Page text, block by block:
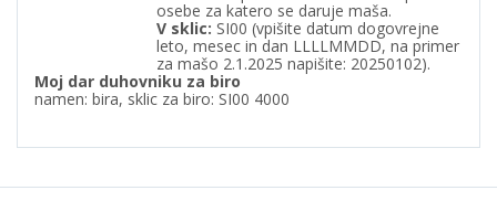
osebe za katero se daruje maša.
V sklic: SI00 (vpišite datum dogovrejne
leto, mesec in dan LLLLMMDD, na primer
za mašo 2.1.2025 napišite: 20250102).
Moj dar duhovniku za biro
namen: bira, sklic za biro: SI00 4000